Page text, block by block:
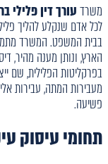
משרדעורך דין פלילי
לכל אדם שנקלע להליך
בבית המשפט. המשרד
הארץ, ונותן מענה מהיר,
בפרקליטות הפלילית, שם
מעבירות המתה, עבירות
פשיעה.
תחומי עיסוק